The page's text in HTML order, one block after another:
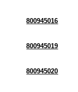
800945016
800945019
800945020